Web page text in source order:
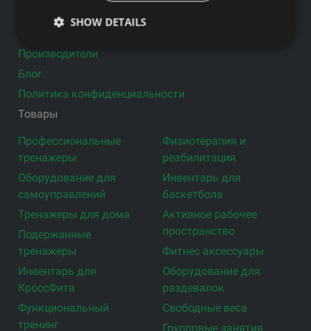
Производители
Блог
Политика конфиденциальности
Товары
Профессиональные
тренажеры
Оборудование для
самоуправлений
Тренажеры для дома
Подержанные
тренажеры
Инвентарь для
КроссФита
Функциональный
тренинг
Физиотерапия и
реабилитация
Инвентарь для
баскетбола
Активное рабочее
пространство
Фитнес аксессуары
Оборудование для
раздевалок
Свободные веса
Групповые занятия
SHOW DETAILS